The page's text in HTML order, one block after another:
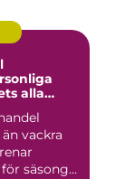
alla
vackra
säsong